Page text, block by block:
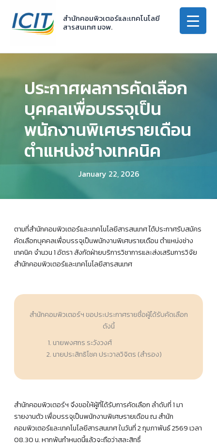
content
สำนักคอมพิวเตอร์และเทคโนโลยี
สารสนเทศ มจพ.
ประกาศผลการคัดเลือก
บุคคลเพื่อบรรจุเป็น
พนักงานพิเศษรายเดือน
ตำแหน่งช่างเทคนิค
January 22, 2026
ตามที่สำนักคอมพิวเตอร์และเทคโนโลยีสารสนเทศ ได้ประกาศรับสมัคร
คัดเลือกบุคคลเพื่อบรรจุเป็นพนักงานพิเศษรายเดือน ตำแหน่งช่าง
เทคนิค จำนวน 1 อัตรา สังกัดฝ่ายบริการวิชาการและส่งเสริมการวิจัย
สำนักคอมพิวเตอร์และเทคโนโลยีสารสนเทศ
สำนักคอมพิวเตอร์ฯ ขอประประกาศรายชื่อผู้ได้รับคัดเลือก
ดังนี้
นายพงศกร ระวังวงศ์
นายประสิทธิโชค ประวาลวิจิตร (สำรอง)
สำนักคอมพิวเตอร์ฯ จึงขอให้ผู้ที่ได้รับการคัดเลือก ลำดับที่ 1 มา
รายงานตัว เพื่อบรรจุเป็นพนักงานพิเศษรายเดือน ณ สำนัก
คอมพิวเตอร์และเทคโนโลยีสารสนเทศ ในวันที่ 2 กุมภาพันธ์ 2569 เวลา
08.30 น. หากพ้นกำหนดนี้แล้วจะถือว่าสละสิทธิ์